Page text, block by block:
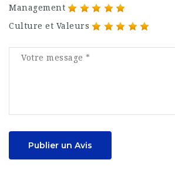
Management
Culture et Valeurs
Publier un Avis